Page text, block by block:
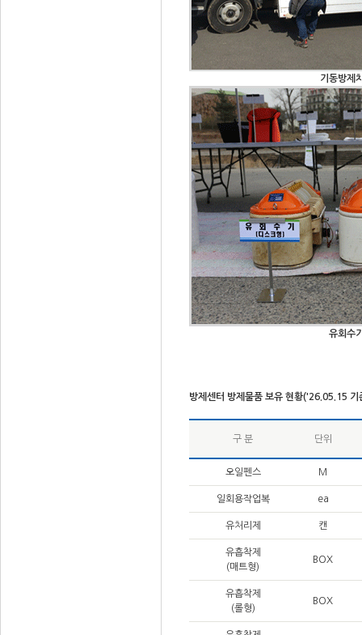
기동방제
유회수
방제센터 방제물품 보유 현황('26.05.15 기
구 분 단위
오일펜스 M
일회용작업복 ea
유처리제 캔
유흡착제
(매트형)
BOX
유흡착제
(롤형)
BOX